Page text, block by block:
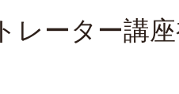
レーター講